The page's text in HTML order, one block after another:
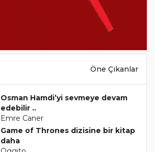
Öne Çıkanlar
Osman Hamdi’yi sevmeye devam
edebilir ..
Emre Caner
Game of Thrones dizisine bir kitap
daha